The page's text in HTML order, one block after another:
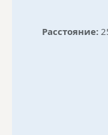
Расстояние: